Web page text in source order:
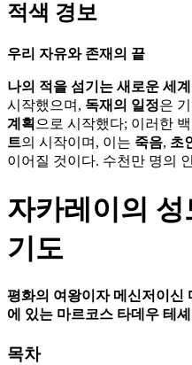
적색 경보
우리 자유와 존재의 끝
나의 적을 섬기는 새로운 세계
시작했으며, 독재의 일정은
계획 으로 시작했다; 이러한
트의 시작이며, 이는 죽음, 초
이어질 것이다. 수천만 명의
자카레이의
기도
평화의 여왕이자 메신저이신
에 있는 마르코스 타데우 테
목차